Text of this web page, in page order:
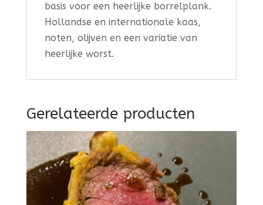
basis voor een heerlijke borrelplank.
Hollandse en internationale kaas,
noten, olijven en een variatie van
heerlijke worst.
Gerelateerde producten